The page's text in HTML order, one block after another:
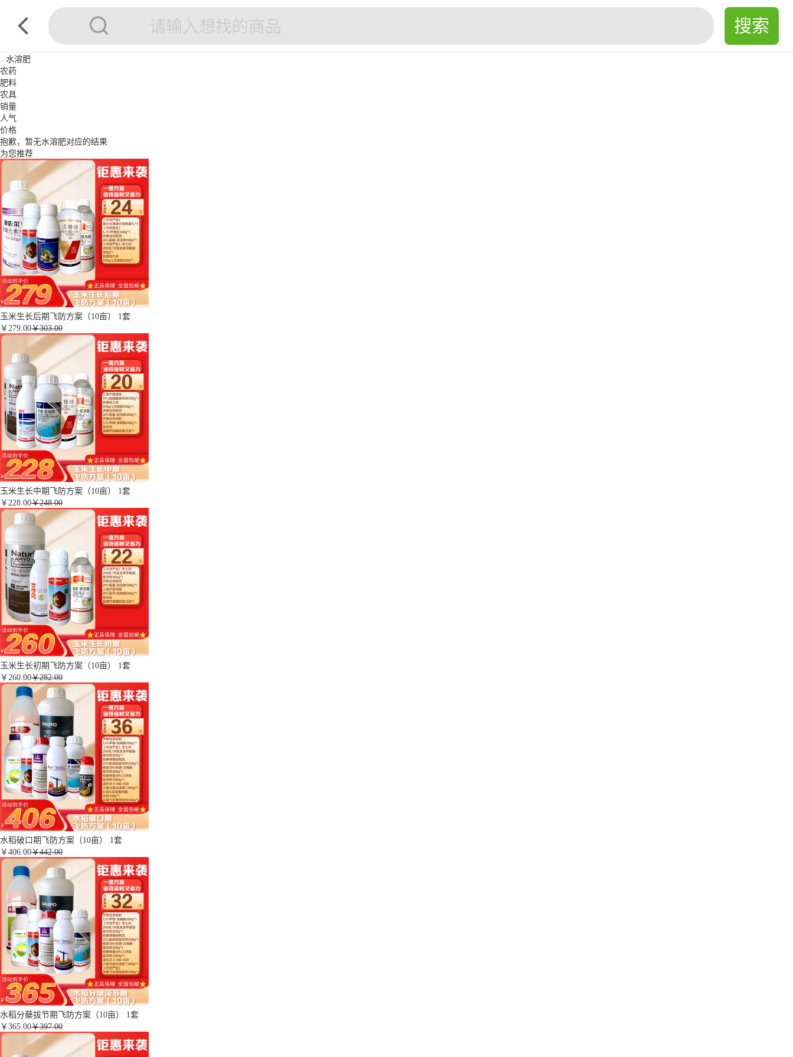
水溶肥
农药
肥料
农具
销量
人气
价格
抱歉，暂无水溶肥对应的结果
为您推荐
玉米生长后期飞防方案（10亩） 1套
￥ 279.00￥303.00
玉米生长中期飞防方案（10亩） 1套
￥ 228.00￥248.00
玉米生长初期飞防方案（10亩） 1套
￥ 260.00￥282.00
水稻破口期飞防方案（10亩） 1套
￥ 406.00￥442.00
水稻分蘖拔节期飞防方案（10亩） 1套
￥ 365.00￥397.00